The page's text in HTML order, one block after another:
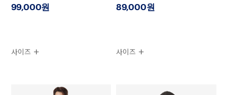
99,000원
사이즈
89,000원
사이즈